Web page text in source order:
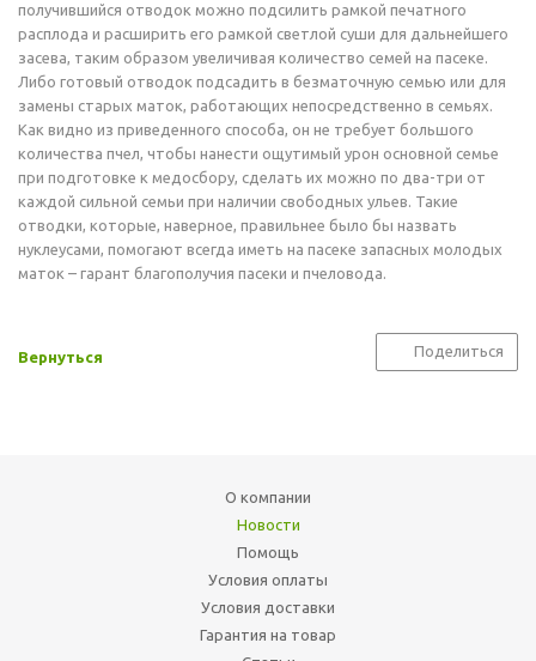
получившийся отводок можно подсилить рамкой печатного
расплода и расширить его рамкой светлой суши для дальнейшего
засева, таким образом увеличивая количество семей на пасеке.
Либо готовый отводок подсадить в безматочную семью или для
замены старых маток, работающих непосредственно в семьях.
Как видно из приведенного способа, он не требует большого
количества пчел, чтобы нанести ощутимый урон основной семье
при подготовке к медосбору, сделать их можно по два-три от
каждой сильной семьи при наличии свободных ульев. Такие
отводки, которые, наверное, правильнее было бы назвать
нуклеусами, помогают всегда иметь на пасеке запасных молодых
маток – гарант благополучия пасеки и пчеловода.
Вернуться Поделиться
О компании
Новости
Помощь
Условия оплаты
Условия доставки
Гарантия на товар